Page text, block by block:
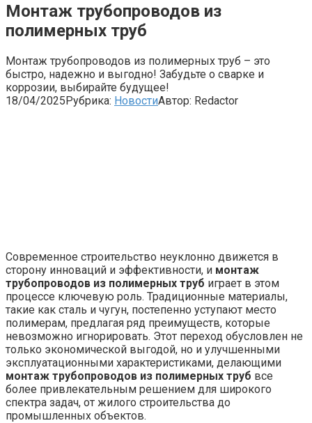
Монтаж трубопроводов из
полимерных труб
Монтаж трубопроводов из полимерных труб – это
быстро, надежно и выгодно! Забудьте о сварке и
коррозии, выбирайте будущее!
18/04/2025Рубрика: НовостиАвтор: Redactor
Современное строительство неуклонно движется в
сторону инноваций и эффективности, и монтаж
трубопроводов из полимерных труб играет в этом
процессе ключевую роль. Традиционные материалы,
такие как сталь и чугун, постепенно уступают место
полимерам, предлагая ряд преимуществ, которые
невозможно игнорировать. Этот переход обусловлен не
только экономической выгодой, но и улучшенными
эксплуатационными характеристиками, делающими
монтаж трубопроводов из полимерных труб все
более привлекательным решением для широкого
спектра задач, от жилого строительства до
промышленных объектов.